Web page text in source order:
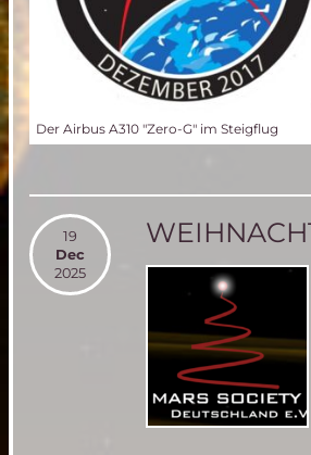
Der Airbus A310 "Zero-G" im Steigflug
19
Dec
2025